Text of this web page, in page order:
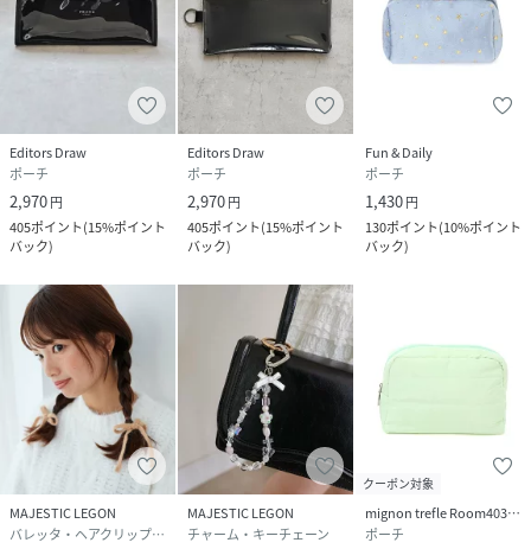
Editors Draw
ポーチ
2,970円
405ポイント(15%ポイント
バック)
Editors Draw
ポーチ
2,970円
405ポイント(15%ポイント
バック)
Fun & Daily
ポーチ
1,430円
130ポイント(10%ポイント
バック)
MAJESTIC LEGON
バレッタ・ヘアクリップ・ヘアピン
MAJESTIC LEGON
チャーム・キーチェーン
クーポン対象
mignon trefle Room403 selected
ポーチ